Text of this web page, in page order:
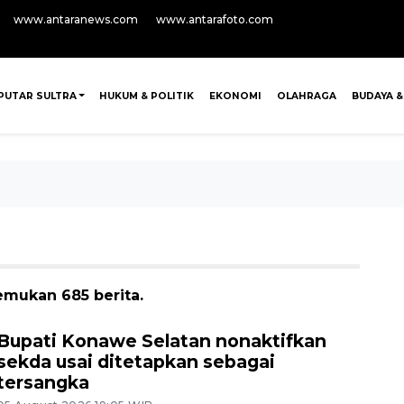
www.antaranews.com www.antarafoto.com
SULTRA HUKUM & POLITIK EKONOMI OLAHRAGA BUDAYA
685 berita.
Konawe Selatan nonaktifkan
usai ditetapkan sebagai